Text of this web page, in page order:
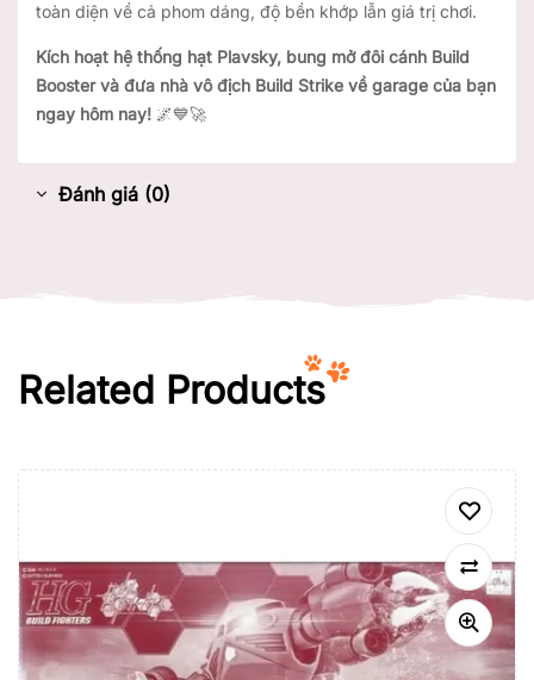
toàn diện về cả phom dáng, độ bền khớp lẫn giá trị chơi.
Kích hoạt hệ thống hạt Plavsky, bung mở đôi cánh Build
Booster và đưa nhà vô địch Build Strike về garage của bạn
ngay hôm nay! 🌌💙🚀
Đánh giá (0)
Related Products